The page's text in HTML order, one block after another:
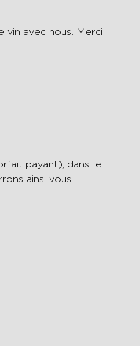
vin avec nous. Merci
payant), dans le
ainsi vous